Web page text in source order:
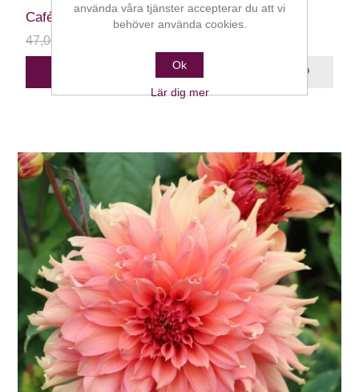
Café au Lait
47,00 kr
använda våra tjänster accepterar du att vi
behöver använda cookies.
Ok
Lär dig mer